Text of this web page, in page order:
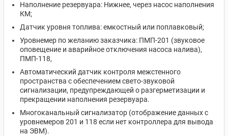
Наполнение резервуара: Нижнее, через насос наполнения
КМ;
Датчик уровня топлива: емкостный или поплавковый;
Уровнемер по желанию заказчика: ПМП-201 (звуковое
оповещение и аварийное отключения насоса налива),
ПМП-118,
Автоматический датчик контроля межстенного
пространства с обеспечением свето-звуковой
сигнализации, предупреждающей о разгерметизации и
прекращении наполнения резервуара.
Многоканальный сигнализатор (отображение данных с
уровнемеров 201 и 118 если нет контроллера для вывода
на ЭВМ).